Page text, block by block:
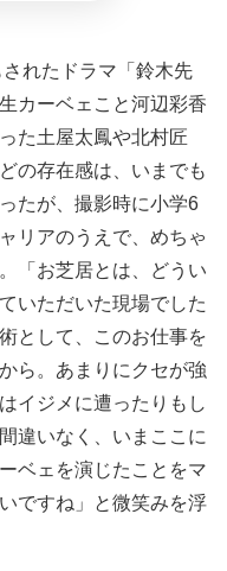
れたドラマ「鈴木先
カーベェこと河辺彩香
た土屋太鳳や北村匠
の存在感は、いまでも
たが、撮影時に小学6
リアのうえで、めちゃ
「お芝居とは、どうい
いただいた現場でした
として、このお仕事を
ら。あまりにクセが強
イジメに遭ったりもし
違いなく、いまここに
ベェを演じたことをマ
ですね」と微笑みを浮